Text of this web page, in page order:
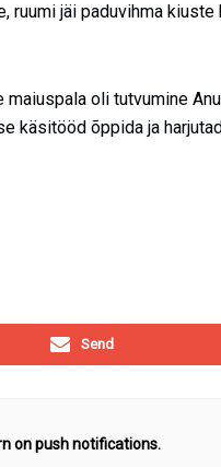
ruumi jäi paduvihma kiuste
oli tutvumine
käsitööd õppida ja
Send
on push notifications.